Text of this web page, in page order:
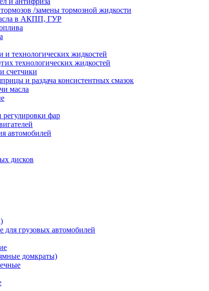
/замены тормозной жидкости
в АКПП, ГУР
и технологических жидкостей
технологических жидкостей
счетчики
и раздача консистентных смазок
масла
фар
автомобилей
дисков
грузовых автомобилей
домкраты)